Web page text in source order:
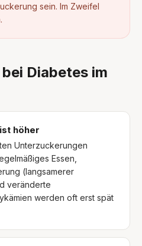
sein. Im Zweifel
Diabetes im
höher
Unterzuckerungen
Essen,
(langsamerer
veränderte
werden oft erst spät